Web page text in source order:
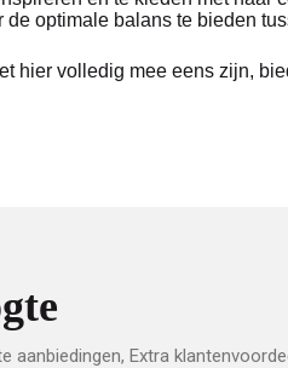
de optimale balans te bieden
hier volledig mee eens zijn,
aanbiedingen, Extra